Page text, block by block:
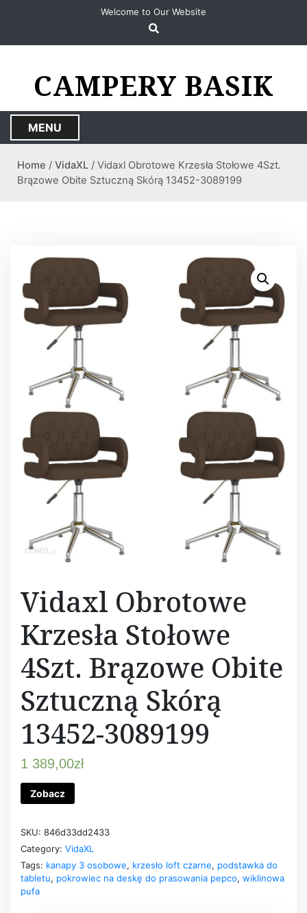
Welcome to Our Website
CAMPERY BASIK
MENU
Home / VidaXL / Vidaxl Obrotowe Krzesła Stołowe 4Szt.
Brązowe Obite Sztuczną Skórą 13452-3089199
Vidaxl Obrotowe
Krzesła Stołowe
4Szt. Brązowe Obite
Sztuczną Skórą
13452-3089199
1 389,00zł
Zobacz
SKU: 846d33dd2433
Category: VidaXL
Tags: kanapy 3 osobowe, krzesło loft czarne, podstawka do
tabletu, pokrowiec na deskę do prasowania pepco, wiklinowa
pufa